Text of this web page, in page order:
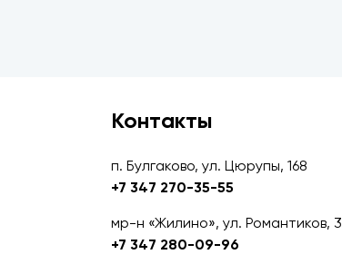
Контакты
п. Булгаково, ул. Цюрупы, 168
+7 347 270-35-55
мр-н «Жилино», ул. Романтиков, 3
+7 347 280-09-96